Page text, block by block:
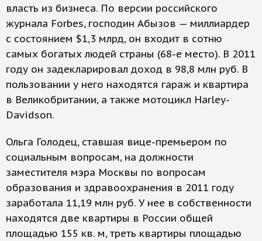
власть из бизнеса. По версии российского
журнала Forbes, господин Абызов — миллиардер
с состоянием $1,3 млрд, он входит в сотню
самых богатых людей страны (68-е место). В 2011
году он задекларировал доход в 98,8 млн руб. В
пользовании у него находятся гараж и квартира
в Великобритании, а также мотоцикл Harley-
Davidson.
Ольга Голодец, ставшая вице-премьером по
социальным вопросам, на должности
заместителя мэра Москвы по вопросам
образования и здравоохранения в 2011 году
заработала 11,19 млн руб. У нее в собственности
находятся две квартиры в России общей
площадью 155 кв. м, треть квартиры площадью